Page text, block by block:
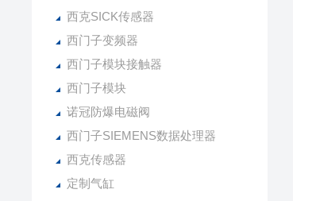
西克SICK传感器
西门子变频器
西门子模块接触器
西门子模块
诺冠防爆电磁阀
西门子SIEMENS数据处理器
西克传感器
定制气缸